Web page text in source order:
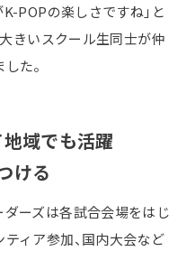
K-POPの楽しさですね」と
きいスクール生同士が仲
た。
域でも活躍
ける
ーズは各試合会場をはじ
ィア参加、国内大会など